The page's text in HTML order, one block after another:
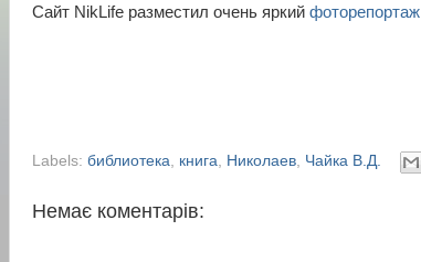
Сайт NikLife разместил очень яркий фоторепортаж
Labels: библиотека книга Николаев Чайка В.Д.
Немає коментарів: